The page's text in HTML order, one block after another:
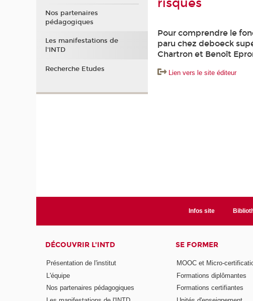
risques
Pour comprendre le
paru chez deboeck
Chartron et Benoît
Lien vers le site éditeur
Nos partenaires
pédagogiques
Les manifestations de
l'INTD
Recherche Etudes
Infos site
DÉCOUVRIR L'INTD
Présentation de l'institut
L'équipe
Nos partenaires pédagogiques
SE FORMER
MOOC et Micro-
Formations diplômantes
Formations certifiantes